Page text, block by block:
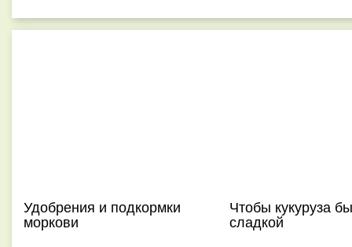
Удобрения и подкормки
моркови
Чтобы кукуруза
сладкой